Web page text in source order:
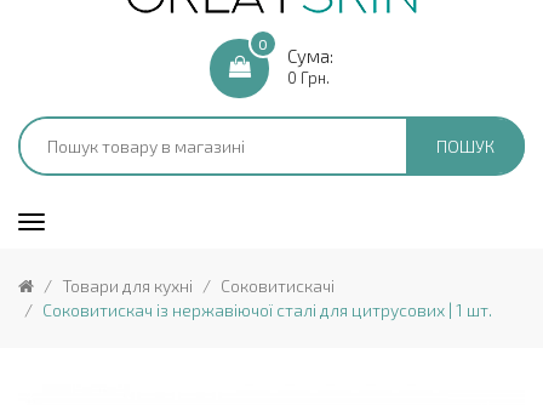
0
Сума:
0 Грн.
ПОШУК
Товари для кухні
Соковитискачі
Соковитискач із нержавіючої сталі для цитрусових | 1 шт.